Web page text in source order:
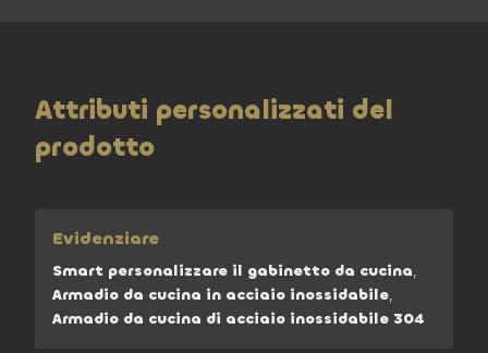
Attributi personalizzati del
prodotto
Evidenziare
Smart personalizzare il gabinetto da cucina,
Armadio da cucina in acciaio inossidabile,
Armadio da cucina di acciaio inossidabile 304